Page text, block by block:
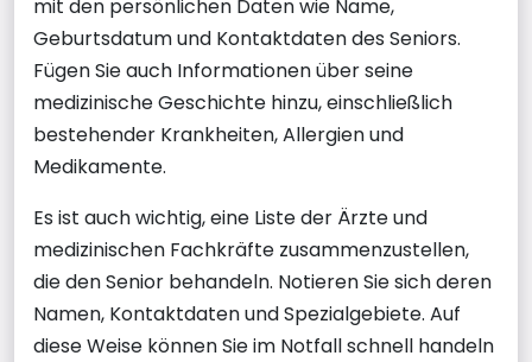
mit den persönlichen Daten wie Name,
Geburtsdatum und Kontaktdaten des Seniors.
Fügen Sie auch Informationen über seine
medizinische Geschichte hinzu, einschließlich
bestehender Krankheiten, Allergien und
Medikamente.
Es ist auch wichtig, eine Liste der Ärzte und
medizinischen Fachkräfte zusammenzustellen,
die den Senior behandeln. Notieren Sie sich deren
Namen, Kontaktdaten und Spezialgebiete. Auf
diese Weise können Sie im Notfall schnell handeln